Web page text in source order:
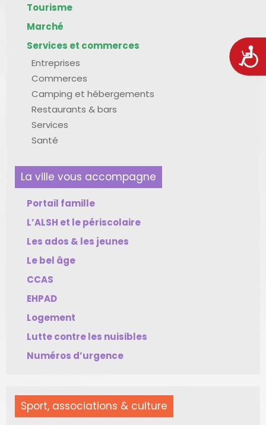
Tourisme
Marché
Services et commerces
Entreprises
Commerces
Camping et hébergements
Restaurants & bars
Services
Santé
La ville vous accompagne
Portail famille
L’ALSH et le périscolaire
Les ados & les jeunes
Le bel âge
CCAS
EHPAD
Logement
Lutte contre les nuisibles
Numéros d’urgence
Sport, associations & culture